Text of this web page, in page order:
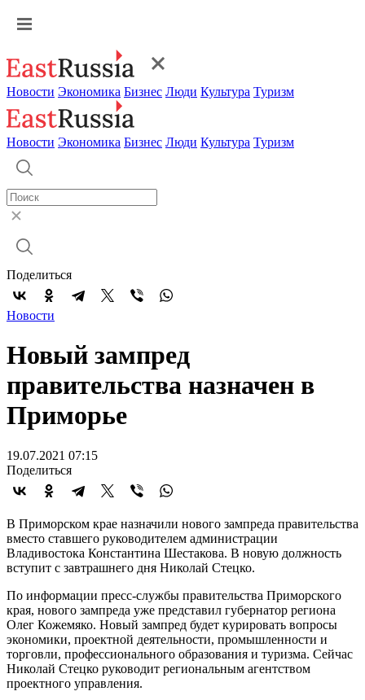
Новости Экономика Бизнес Люди Культура Туризм
Новости Экономика Бизнес Люди Культура Туризм
Поделиться
Новости
Новый зампред
правительства назначен в
Приморье
19.07.2021 07:15
Поделиться
В Приморском крае назначили нового зампреда правительства
вместо ставшего руководителем администрации
Владивостока Константина Шестакова. В новую должность
вступит с завтрашнего дня Николай Стецко.
По информации пресс-службы правительства Приморского
края, нового зампреда уже представил губернатор региона
Олег Кожемяко. Новый зампред будет курировать вопросы
экономики, проектной деятельности, промышленности и
торговли, профессионального образования и туризма. Сейчас
Николай Стецко руководит региональным агентством
проектного управления.